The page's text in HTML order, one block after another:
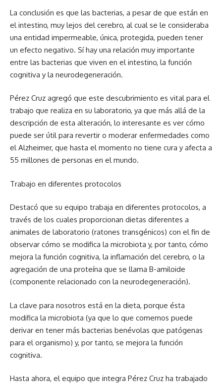
La conclusión es que las bacterias, a pesar de que están en
el intestino, muy lejos del cerebro, al cual se le consideraba
una entidad impermeable, única, protegida, pueden tener
un efecto negativo. Sí hay una relación muy importante
entre las bacterias que viven en el intestino, la función
cognitiva y la neurodegeneración.
Pérez Cruz agregó que este descubrimiento es vital para el
trabajo que realiza en su laboratorio, ya que más allá de la
descripción de esta alteración, lo interesante es ver cómo
puede ser útil para revertir o moderar enfermedades como
el Alzheimer, que hasta el momento no tiene cura y afecta a
55 millones de personas en el mundo.
Trabajo en diferentes protocolos
Destacó que su equipo trabaja en diferentes protocolos, a
través de los cuales proporcionan dietas diferentes a
animales de laboratorio (ratones transgénicos) con el fin de
observar cómo se modifica la microbiota y, por tanto, cómo
mejora la función cognitiva, la inflamación del cerebro, o la
agregación de una proteína que se llama B-amiloide
(componente relacionado con la neurodegeneración).
La clave para nosotros está en la dieta, porque ésta
modifica la microbiota (ya que lo que comemos puede
derivar en tener más bacterias benévolas que patógenas
para el organismo) y, por tanto, se mejora la función
cognitiva.
Hasta ahora, el equipo que integra Pérez Cruz ha trabajado